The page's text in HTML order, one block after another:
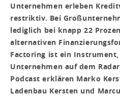
Unternehmen erleben
restriktiv. Bei
lediglich bei knapp 22
alternativen
Factoring ist ein
Unternehmen auf dem
Podcast erklären Marko
Ladenbau Kersten und